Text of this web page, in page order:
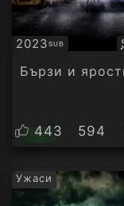
2023SUB
Субтитри
Бързи и
443 594
Ужаси